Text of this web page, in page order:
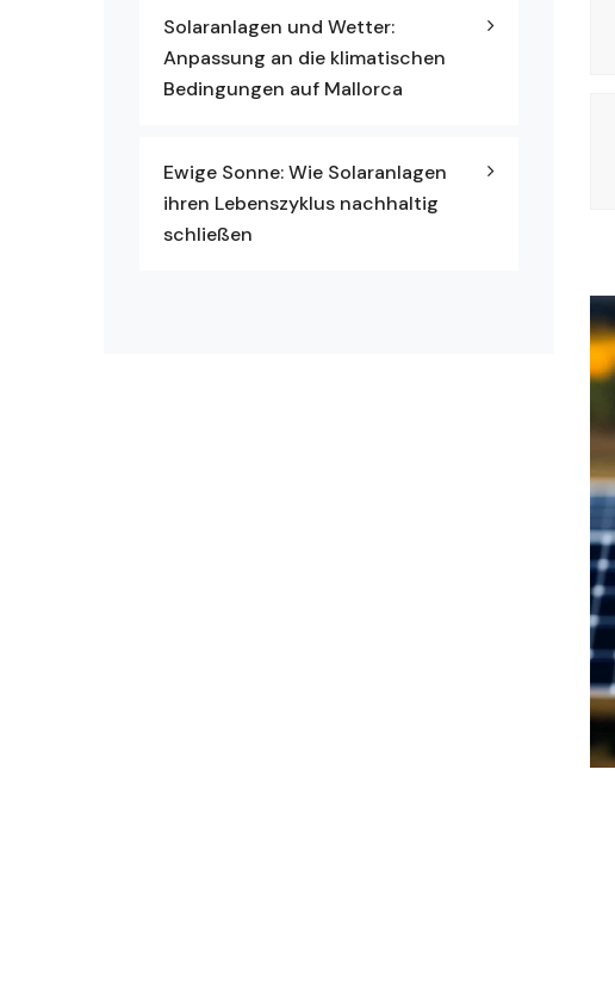
Solaranlagen und Wetter:
Anpassung an die klimatischen
Bedingungen auf Mallorca
Ewige Sonne: Wie Solaranlagen
ihren Lebenszyklus nachhaltig
schließen